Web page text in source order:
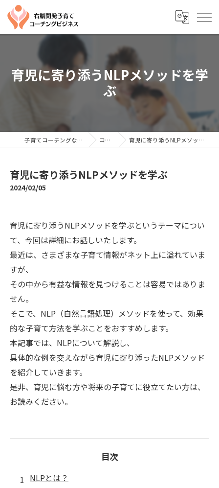
育児に寄り添うNLPメソッドを学
ぶ
子育てコーチングならYTC コラム 育児に寄り添うNLPメソッドを学ぶ
育児に寄り添うNLPメソッドを学ぶ
2024/02/05
育児に寄り添うNLPメソッドを学ぶというテーマについ
て、今回は詳細にお話しいたします。
最近は、さまざまな子育て情報がネット上に溢れていま
すが、
その中から有益な情報を見つけることは容易ではありま
せん。
そこで、NLP（自然言語処理）メソッドを使って、効果
的な子育て方法を学ぶことをおすすめします。
本記事では、NLPについて解説し、
具体的な例を交えながら育児に寄り添ったNLPメソッド
を紹介していきます。
是非、育児に悩む方や将来の子育てに役立てたい方は、
お読みください。
目次
NLPとは？